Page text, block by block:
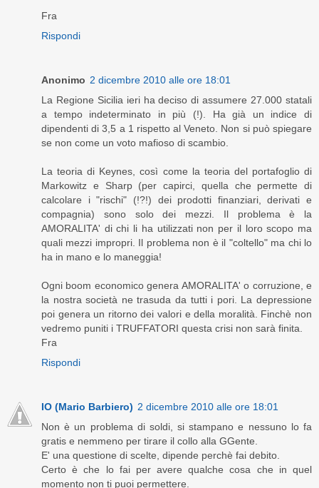
Fra
Rispondi
Anonimo 2 dicembre 2010 alle ore 18:01
La Regione Sicilia ieri ha deciso di assumere 27.000 statali
a tempo indeterminato in più (!). Ha già un indice di
dipendenti di 3,5 a 1 rispetto al Veneto. Non si può spiegare
se non come un voto mafioso di scambio.
La teoria di Keynes, così come la teoria del portafoglio di
Markowitz e Sharp (per capirci, quella che permette di
calcolare i "rischi" (!?!) dei prodotti finanziari, derivati e
compagnia) sono solo dei mezzi. Il problema è la
AMORALITA' di chi li ha utilizzati non per il loro scopo ma
quali mezzi impropri. Il problema non è il "coltello" ma chi lo
ha in mano e lo maneggia!
Ogni boom economico genera AMORALITA' o corruzione, e
la nostra società ne trasuda da tutti i pori. La depressione
poi genera un ritorno dei valori e della moralità. Finchè non
vedremo puniti i TRUFFATORI questa crisi non sarà finita.
Fra
Rispondi
IO (Mario Barbiero) 2 dicembre 2010 alle ore 18:01
Non è un problema di soldi, si stampano e nessuno lo fa
gratis e nemmeno per tirare il collo alla GGente.
E' una questione di scelte, dipende perchè fai debito.
Certo è che lo fai per avere qualche cosa che in quel
momento non ti puoi permettere.